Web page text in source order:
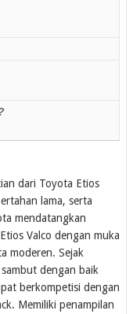
dari Toyota Etios
lama, serta
mendatangkan
Valco dengan muka
moderen. Sejak
dengan baik
berkompetisi dengan
Memiliki penampilan